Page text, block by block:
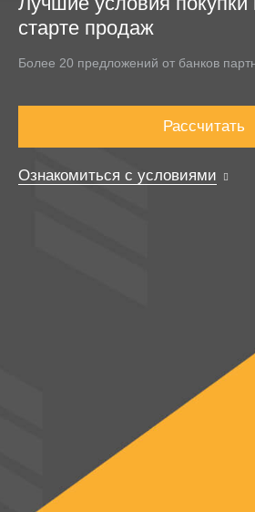
старте продаж
Более 20 предложений от банков
Рассчитать
Ознакомиться с условиями